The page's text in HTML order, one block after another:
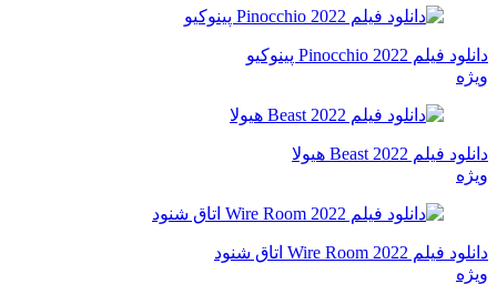
دانلود فیلم Pinocchio 2022 پینوکیو
ویژه
دانلود فیلم Beast 2022 هیولا
ویژه
دانلود فیلم Wire Room 2022 اتاق شنود
ویژه